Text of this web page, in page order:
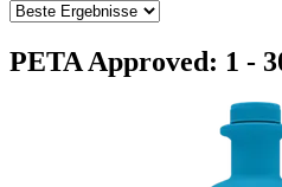
PETA Approved: 1 -